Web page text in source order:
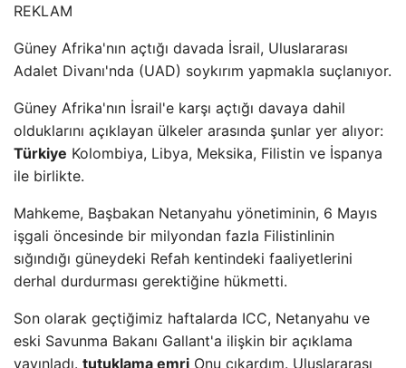
REKLAM
Güney Afrika'nın açtığı davada İsrail, Uluslararası
Adalet Divanı'nda (UAD) soykırım yapmakla suçlanıyor.
Güney Afrika'nın İsrail'e karşı açtığı davaya dahil
olduklarını açıklayan ülkeler arasında şunlar yer alıyor:
Türkiye Kolombiya, Libya, Meksika, Filistin ve İspanya
ile birlikte.
Mahkeme, Başbakan Netanyahu yönetiminin, 6 Mayıs
işgali öncesinde bir milyondan fazla Filistinlinin
sığındığı güneydeki Refah kentindeki faaliyetlerini
derhal durdurması gerektiğine hükmetti.
Son olarak geçtiğimiz haftalarda ICC, Netanyahu ve
eski Savunma Bakanı Gallant'a ilişkin bir açıklama
yayınladı. tutuklama emri Onu çıkardım. Uluslararası